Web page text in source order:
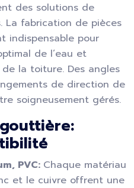
des solutions de
La fabrication de pièces
indispensable pour
de l’eau et
la toiture. Des angles
de direction de
soigneusement gérés.
PVC: Chaque matériau
et le cuivre offrent une